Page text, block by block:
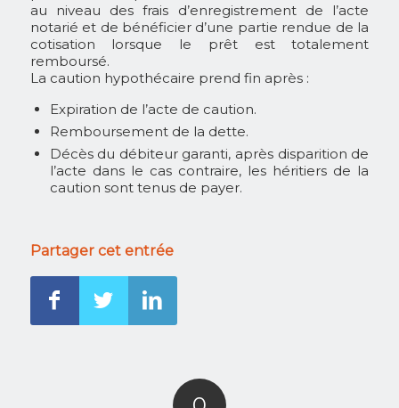
au niveau des frais d’enregistrement de l’acte
notarié et de bénéficier d’une partie rendue de la
cotisation lorsque le prêt est totalement
remboursé.
La caution hypothécaire prend fin après :
Expiration de l’acte de caution.
Remboursement de la dette.
Décès du débiteur garanti, après disparition de
l’acte dans le cas contraire, les héritiers de la
caution sont tenus de payer.
Partager cet entrée